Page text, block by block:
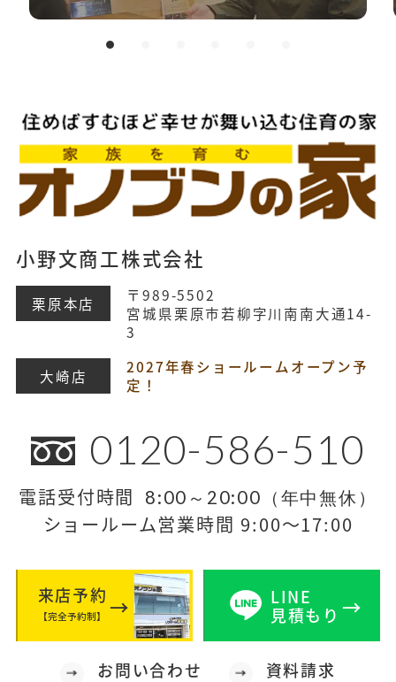
小野文商工株式会社
栗原本店
〒989-5502
宮城県栗原市若柳字川南南大通14-
3
大崎店
2027年春ショールームオープン予
定！
0120-586-510
電話受付時間 8:00～20:00（年中無休）
ショールーム営業時間 9:00～17:00
来店予約
【完全予約制】
LINE
見積もり
お問い合わせ 資料請求